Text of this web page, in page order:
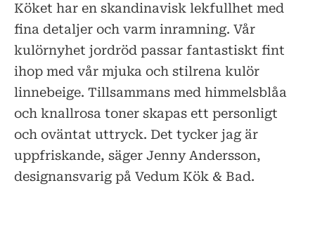
Köket har en skandinavisk lekfullhet med
fina detaljer och varm inramning. Vår
kulörnyhet jordröd passar fantastiskt fint
ihop med vår mjuka och stilrena kulör
linnebeige. Tillsammans med himmelsblåa
och knallrosa toner skapas ett personligt
och oväntat uttryck. Det tycker jag är
uppfriskande, säger Jenny Andersson,
designansvarig på Vedum Kök & Bad.